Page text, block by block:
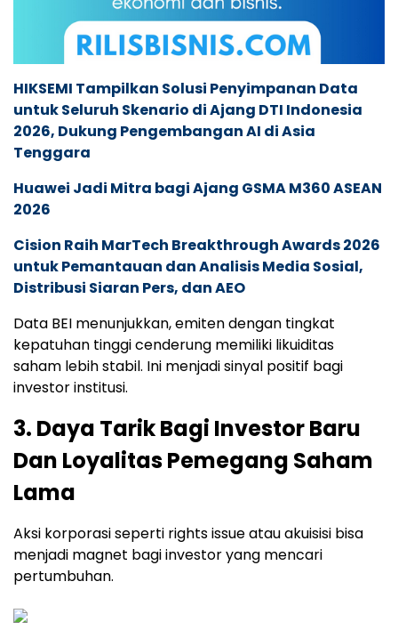
HIKSEMI Tampilkan Solusi Penyimpanan Data
untuk Seluruh Skenario di Ajang DTI Indonesia
2026, Dukung Pengembangan AI di Asia
Tenggara
Huawei Jadi Mitra bagi Ajang GSMA M360 ASEAN
2026
Cision Raih MarTech Breakthrough Awards 2026
untuk Pemantauan dan Analisis Media Sosial,
Distribusi Siaran Pers, dan AEO
Data BEI menunjukkan, emiten dengan tingkat
kepatuhan tinggi cenderung memiliki likuiditas
saham lebih stabil. Ini menjadi sinyal positif bagi
investor institusi.
3. Daya Tarik Bagi Investor Baru
Dan Loyalitas Pemegang Saham
Lama
Aksi korporasi seperti rights issue atau akuisisi bisa
menjadi magnet bagi investor yang mencari
pertumbuhan.